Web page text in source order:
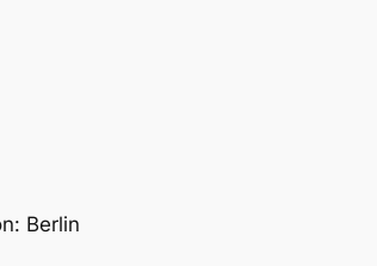
Berlin